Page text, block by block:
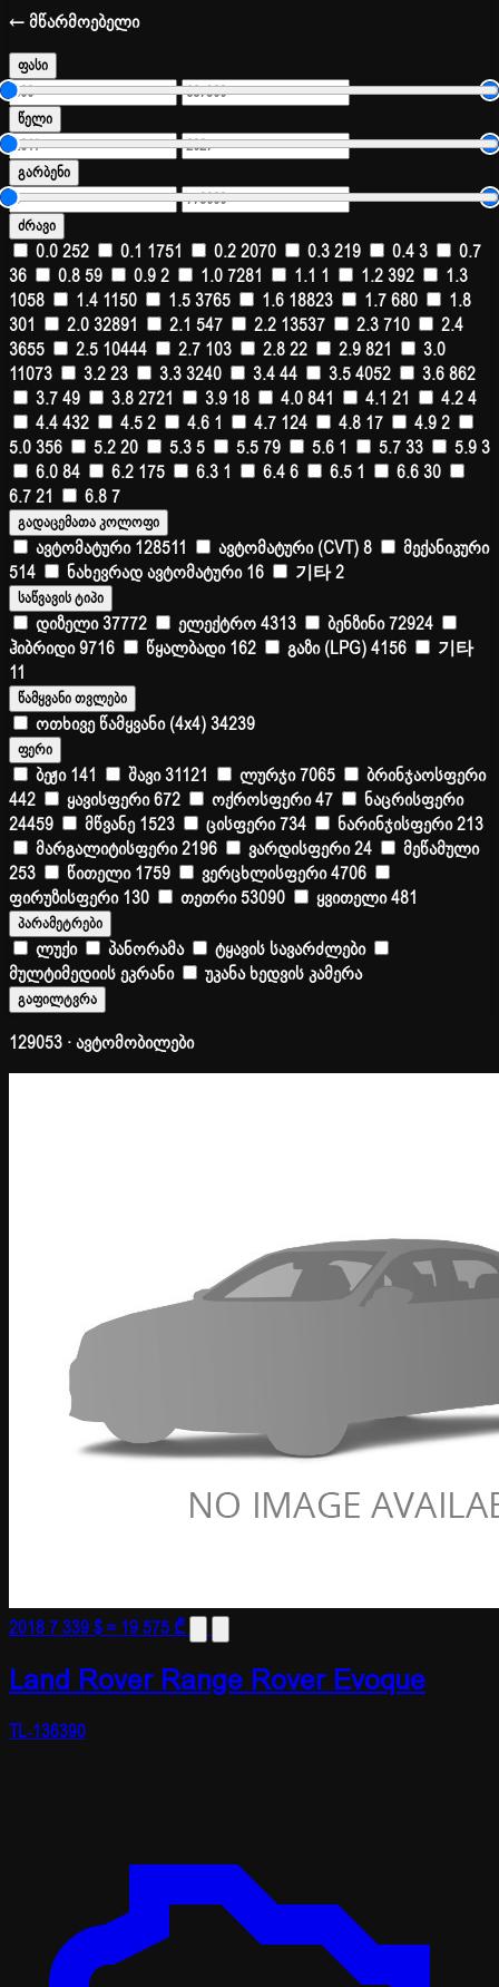
← მწარმოებელი
ფასი
წელი
გარბენი
ძრავი
0.0252 0.1 1751 0.22070 0.3219 0.43
0.7
36
0.859 0.92 1.07281 1.1 1 1.2392
1.3
1058
1.4 1150 1.53765 1.6 18823 1.7680
1.8
301
2.032891 2.1 547 2.2 13537 2.3710
2.4
3655
2.5 10444 2.7 103 2.822 2.9821
3.0
11073
3.223 3.33240 3.444 3.54052 3.6862
3.749 3.82721 3.9 18 4.0841 4.1 21 4.24
4.4432 4.52 4.6 1 4.7 124 4.8 17 4.92
5.0356 5.220 5.35 5.579 5.6 1 5.733 5.93
6.084 6.2 175 6.3 1 6.46 6.5 1 6.630
6.721 6.87
გადაცემათა კოლოფი
ავტომატური 128511 ავტომატური (CVT)8
მექანიკური
514
ნახევრად ავტომატური 16 기타2
საწვავის ტიპი
დიზელი37772 ელექტრო4313 ბენზინი72924
ჰიბრიდი9716 წყალბადი 162 გაზი (LPG)4156
기타
11
წამყვანი თვლები
ოთხივე წამყვანი (4x4)34239
ფერი
ბეჟი 141 შავი31121 ლურჯი7065
ბრინჯაოსფერი
442
ყავისფერი672 ოქროსფერი47
ნაცრისფერი
24459
მწვანე 1523 ცისფერი734 ნარინჯისფერი213
მარგალიტისფერი2196 ვარდისფერი24
მეწამული
253
წითელი 1759 ვერცხლისფერი4706
ფირუზისფერი 130 თეთრი53090 ყვითელი481
პარამეტრები
ლუქი პანორამა
ტყავის სავარძლები
მულტიმედიის ეკრანი
უკანა ხედვის კამერა
გაფილტვრა
129053 · ავტომობილები
20187 339 $≈ 19 575 ₾
Land Rover Range Rover Evoque
TL-136390